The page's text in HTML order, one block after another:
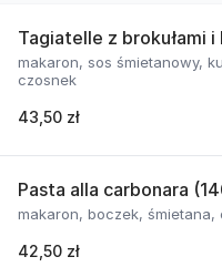
Tagiatelle z brokułami
makaron, sos śmietanowy,
czosnek
43,50 zł
Pasta alla carbonara
makaron, boczek, śmietana,
42,50 zł